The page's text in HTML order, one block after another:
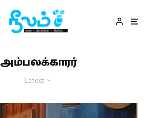
அம்பலக்காரர்
Latest